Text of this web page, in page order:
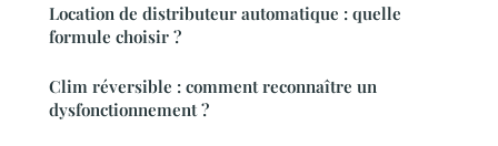
Location de distributeur automatique : quelle
formule choisir ?
Clim réversible : comment reconnaître un
dysfonctionnement ?